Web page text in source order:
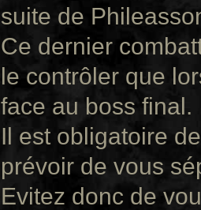
suite de
Ce dernier
le contrôler que
face au boss final.
Il est obligatoire
prévoir de vous
Evitez donc de